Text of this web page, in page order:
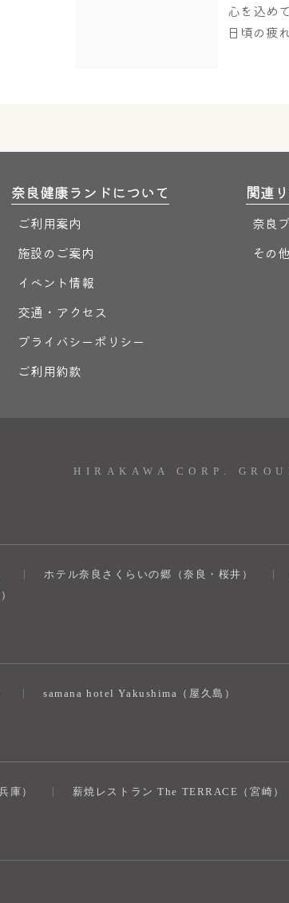
心を込め
日頃の疲
奈良健康ランドについて
ご利用案内
施設のご案内
イベント情報
交通・アクセス
プライバシーポリシー
ご利用約款
関連
奈良
その他
HIRAKAWA CORP.
ホテル奈良さくらいの郷（奈良・桜井）
samana hotel Yakushima（屋久島）
庫） 薪焼レストラン The TERRACE（宮崎）